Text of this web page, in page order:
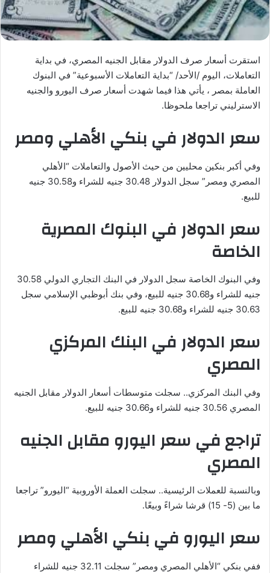
استقرت أسعار صرف الدولار مقابل الجنيه المصري، في بداية
التعاملات، اليوم /الأحد/ “بداية التعاملات الأسبوعية” في البنوك
العاملة بمصر ، يأتي هذا فيما شهدت أسعار صرف اليورو والجنيه
الاسترليني تراجعا ملحوظا.
سعر الدولار في بنكي الأهلي ومصر
وفي أكبر بنكين محليين من حيث الأصول والتعاملات “الأهلي
المصري ومصر” سجل الدولار 30.48 جنيه للشراء و30.58 جنيه
للبيع.
سعر الدولار في البنوك المصرية
الخاصة
وفي البنوك الخاصة سجل الدولار في البنك التجاري الدولي 30.58
جنيه للشراء و30.68 جنيه للبيع، وفي بنك أبوظبي الإسلامي سجل
30.63 جنيه للشراء و30.68 جنيه للبيع.
سعر الدولار في البنك المركزي
المصري
وفي البنك المركزي.. سجلت متوسطات أسعار الدولار مقابل الجنيه
المصري 30.56 جنيه للشراء و30.66 جنيه للبيع.
تراجع في سعر اليورو مقابل الجنيه
المصري
وبالنسبة للعملات الرئيسية.. سجلت العملة الأوروبية “اليورو” تراجعا
ما بين (5- 15) قرشا شراءً وبيعًا.
سعر اليورو في بنكي الأهلي ومصر
ففي بنكي “الأهلي المصري ومصر” سجلت 32.11 جنيه للشراء